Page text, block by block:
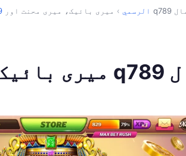
q789 الرسمي ›